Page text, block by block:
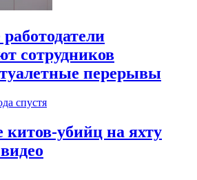
сотрудников
перерывы
спустя
китов-убийц на яхту